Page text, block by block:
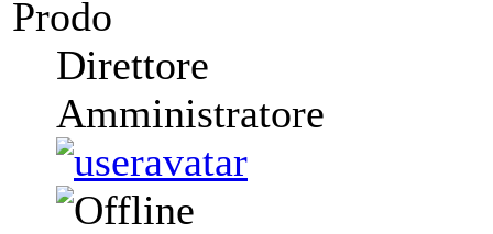
Prodo
Direttore
Amministratore